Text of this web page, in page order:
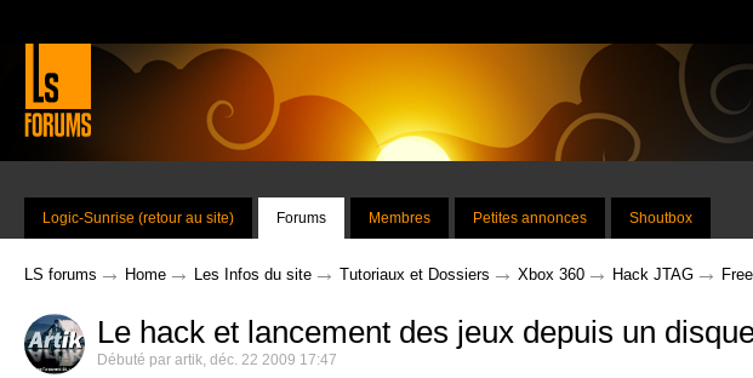
Logic-Sunrise (retour au site) Forums Membres Petites annonces Shoutbox
LS forums → Home → Les Infos du site → Tutoriaux et Dossiers → Xbox 360 → Hack JTAG →
Le hack et lancement des jeux depuis un
Débuté par artik, déc. 22 2009 17:47